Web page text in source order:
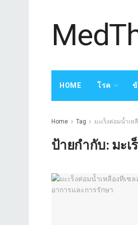
HOME โรค
Home Tag มะเร็งต่อมน้ำเห
ป้ายกำกับ: มะเ